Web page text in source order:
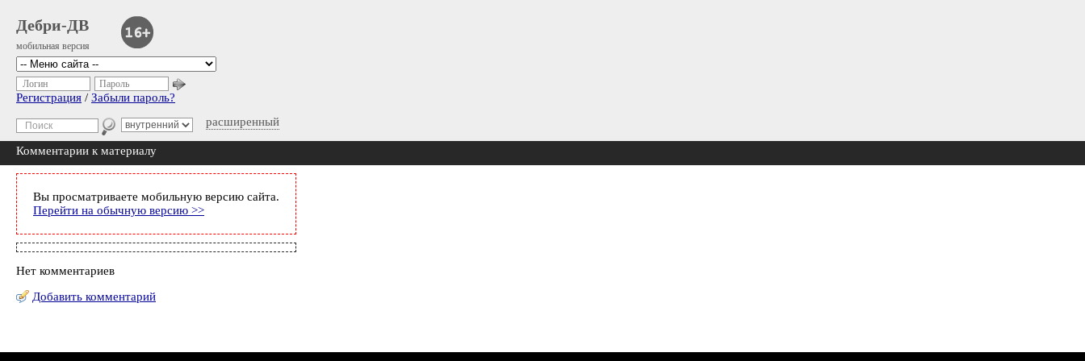
Дебри-ДВ
мобильная версия
расширенный
Логин Пароль
Регистрация / Забыли пароль?
Комментарии к материалу
Вы просматриваете мобильную версию сайта.
Перейти на обычную версию >>
Нет комментариев
Добавить комментарий